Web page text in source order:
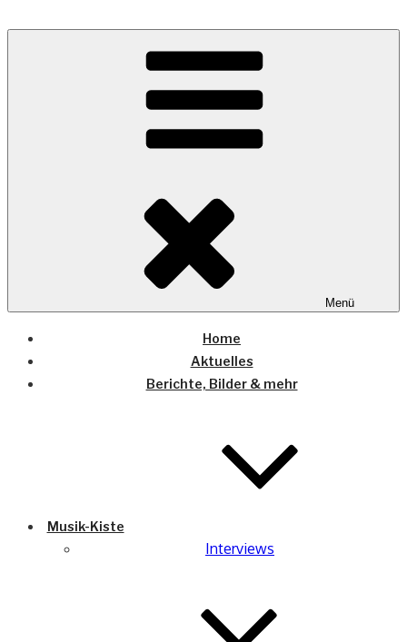
COUNTRYHOME
Wo die (Country-) Musik Zuhause ist
Menü
Home
Aktuelles
Berichte, Bilder & mehr
Musik-Kiste
Interviews